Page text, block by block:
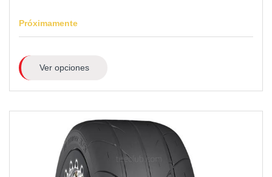
Próximamente
Ver opciones